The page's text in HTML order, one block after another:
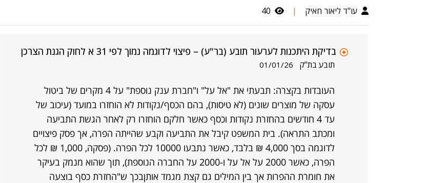
עו"ד ליאור חאיק |
40
בדיקת היתכנות לערעור תובע (בר"ע) – פיצוי לדוגמה נמוך לפי 31 א לחוק הגנת הצרכן
תובע בת"ק 01/01/26
העובדות בקצרה: תבעתי את "אל על" ו"חברת ענק נוספת" על 4 מקרים של ביטול
עסקה של מוצרים שונים (לא טיסות), בהם הכסף/נקודות לא הוחזרו במועד (עיכוב של
עד 4 חודשים בהחזרת נקודות וכסף כאשר חלקם הוחזרו רק לאחר הגשת התביעה
ומכתב התראה). בית המשפט קיבל את התביעה וקבע שהייתה הפרה, אך פסק פיצויים
לדוגמה בסך 4,000 ₪ בלבד, כאשר נתבעו 10000 לכל הפרה. (פסקה, 1,000 ₪ לכל
הפרה, כאשר 2000 על אל על ו-2000 על החברה הנוספת), תוך שהוא מנמק בעיקר
את חומרת ההפרות אך בין המילים גם קצת מגמד אותןבכך ש"החזרת כסף בוצעה